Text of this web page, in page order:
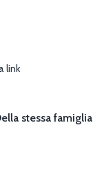
link
stessa famiglia